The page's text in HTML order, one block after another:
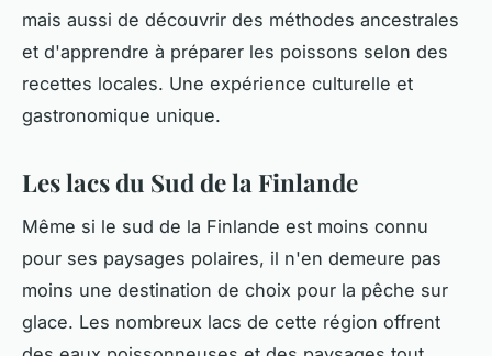
mais aussi de découvrir des méthodes ancestrales
et d'apprendre à préparer les poissons selon des
recettes locales. Une expérience culturelle et
gastronomique unique.
Les lacs du Sud de la Finlande
Même si le sud de la Finlande est moins connu
pour ses paysages polaires, il n'en demeure pas
moins une destination de choix pour la pêche sur
glace. Les nombreux lacs de cette région offrent